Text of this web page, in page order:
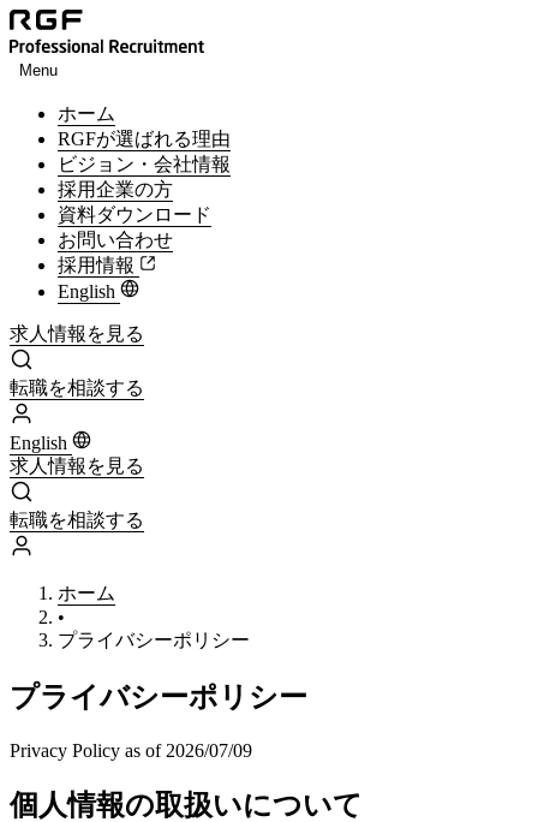
Menu
ホーム
RGFが選ばれる理由
ビジョン・会社情報
採用企業の方
資料ダウンロード
お問い合わせ
採用情報
English
求人情報を見る
求人情報を見る
転職を相談する
転職を相談する
English
求人情報を見る
求人情報を見る
転職を相談する
転職を相談する
ホーム
•
プライバシーポリシー
プライバシーポリシー
Privacy Policy as of 2026/07/09
個人情報の取扱いについて